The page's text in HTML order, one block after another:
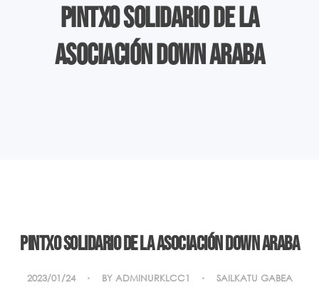
Pintxo solidario de la
asociación Down Araba
Pintxo solidario de la asociación Down Araba
2023/01/24 BY ADMINURKLCC1 SAILKATU GABEA